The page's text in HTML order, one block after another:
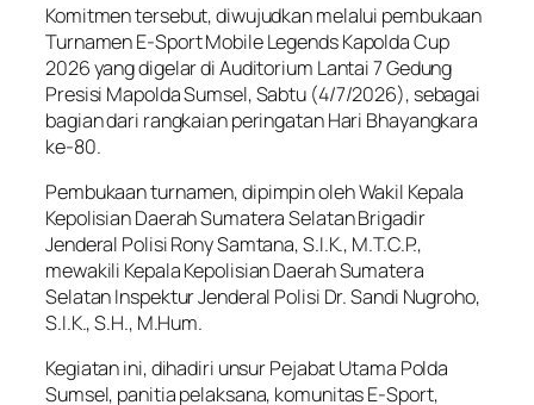
Komitmen tersebut, diwujudkan melalui pembukaan
Turnamen E-Sport Mobile Legends Kapolda Cup
2026 yang digelar di Auditorium Lantai 7 Gedung
Presisi Mapolda Sumsel, Sabtu (4/7/2026), sebagai
bagian dari rangkaian peringatan Hari Bhayangkara
ke-80.
Pembukaan turnamen, dipimpin oleh Wakil Kepala
Kepolisian Daerah Sumatera Selatan Brigadir
Jenderal Polisi Rony Samtana, S.I.K., M.T.C.P.,
mewakili Kepala Kepolisian Daerah Sumatera
Selatan Inspektur Jenderal Polisi Dr. Sandi Nugroho,
S.I.K., S.H., M.Hum.
Kegiatan ini, dihadiri unsur Pejabat Utama Polda
Sumsel, panitia pelaksana, komunitas E-Sport,